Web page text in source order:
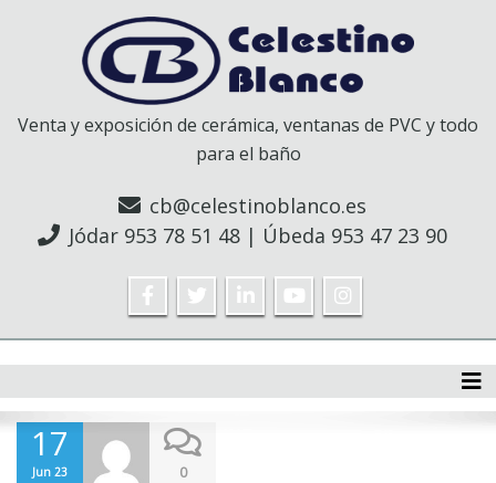
Venta y exposición de cerámica, ventanas de PVC y todo
para el baño
cb@celestinoblanco.es
Jódar 953 78 51 48 | Úbeda 953 47 23 90
17
Jun 23 0